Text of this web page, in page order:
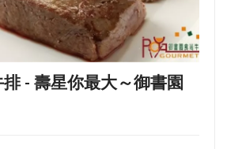
- 壽星你最大～御書園